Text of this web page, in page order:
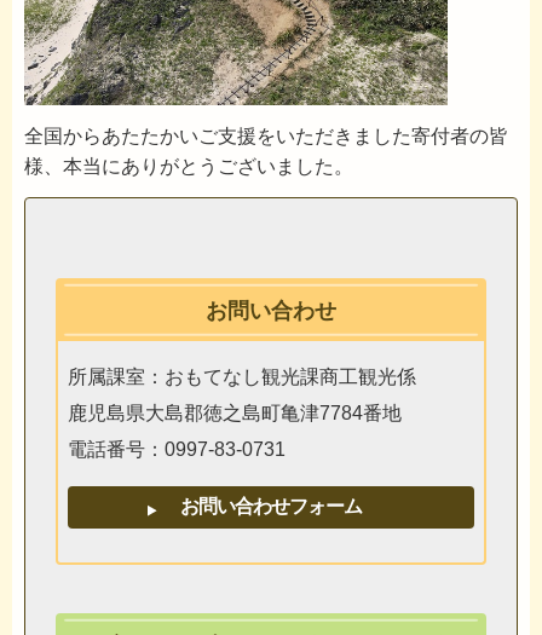
全国からあたたかいご支援をいただきました寄付者の皆
様、本当にありがとうございました。
お問い合わせ
所属課室：おもてなし観光課商工観光係
鹿児島県大島郡徳之島町亀津7784番地
電話番号：0997-83-0731